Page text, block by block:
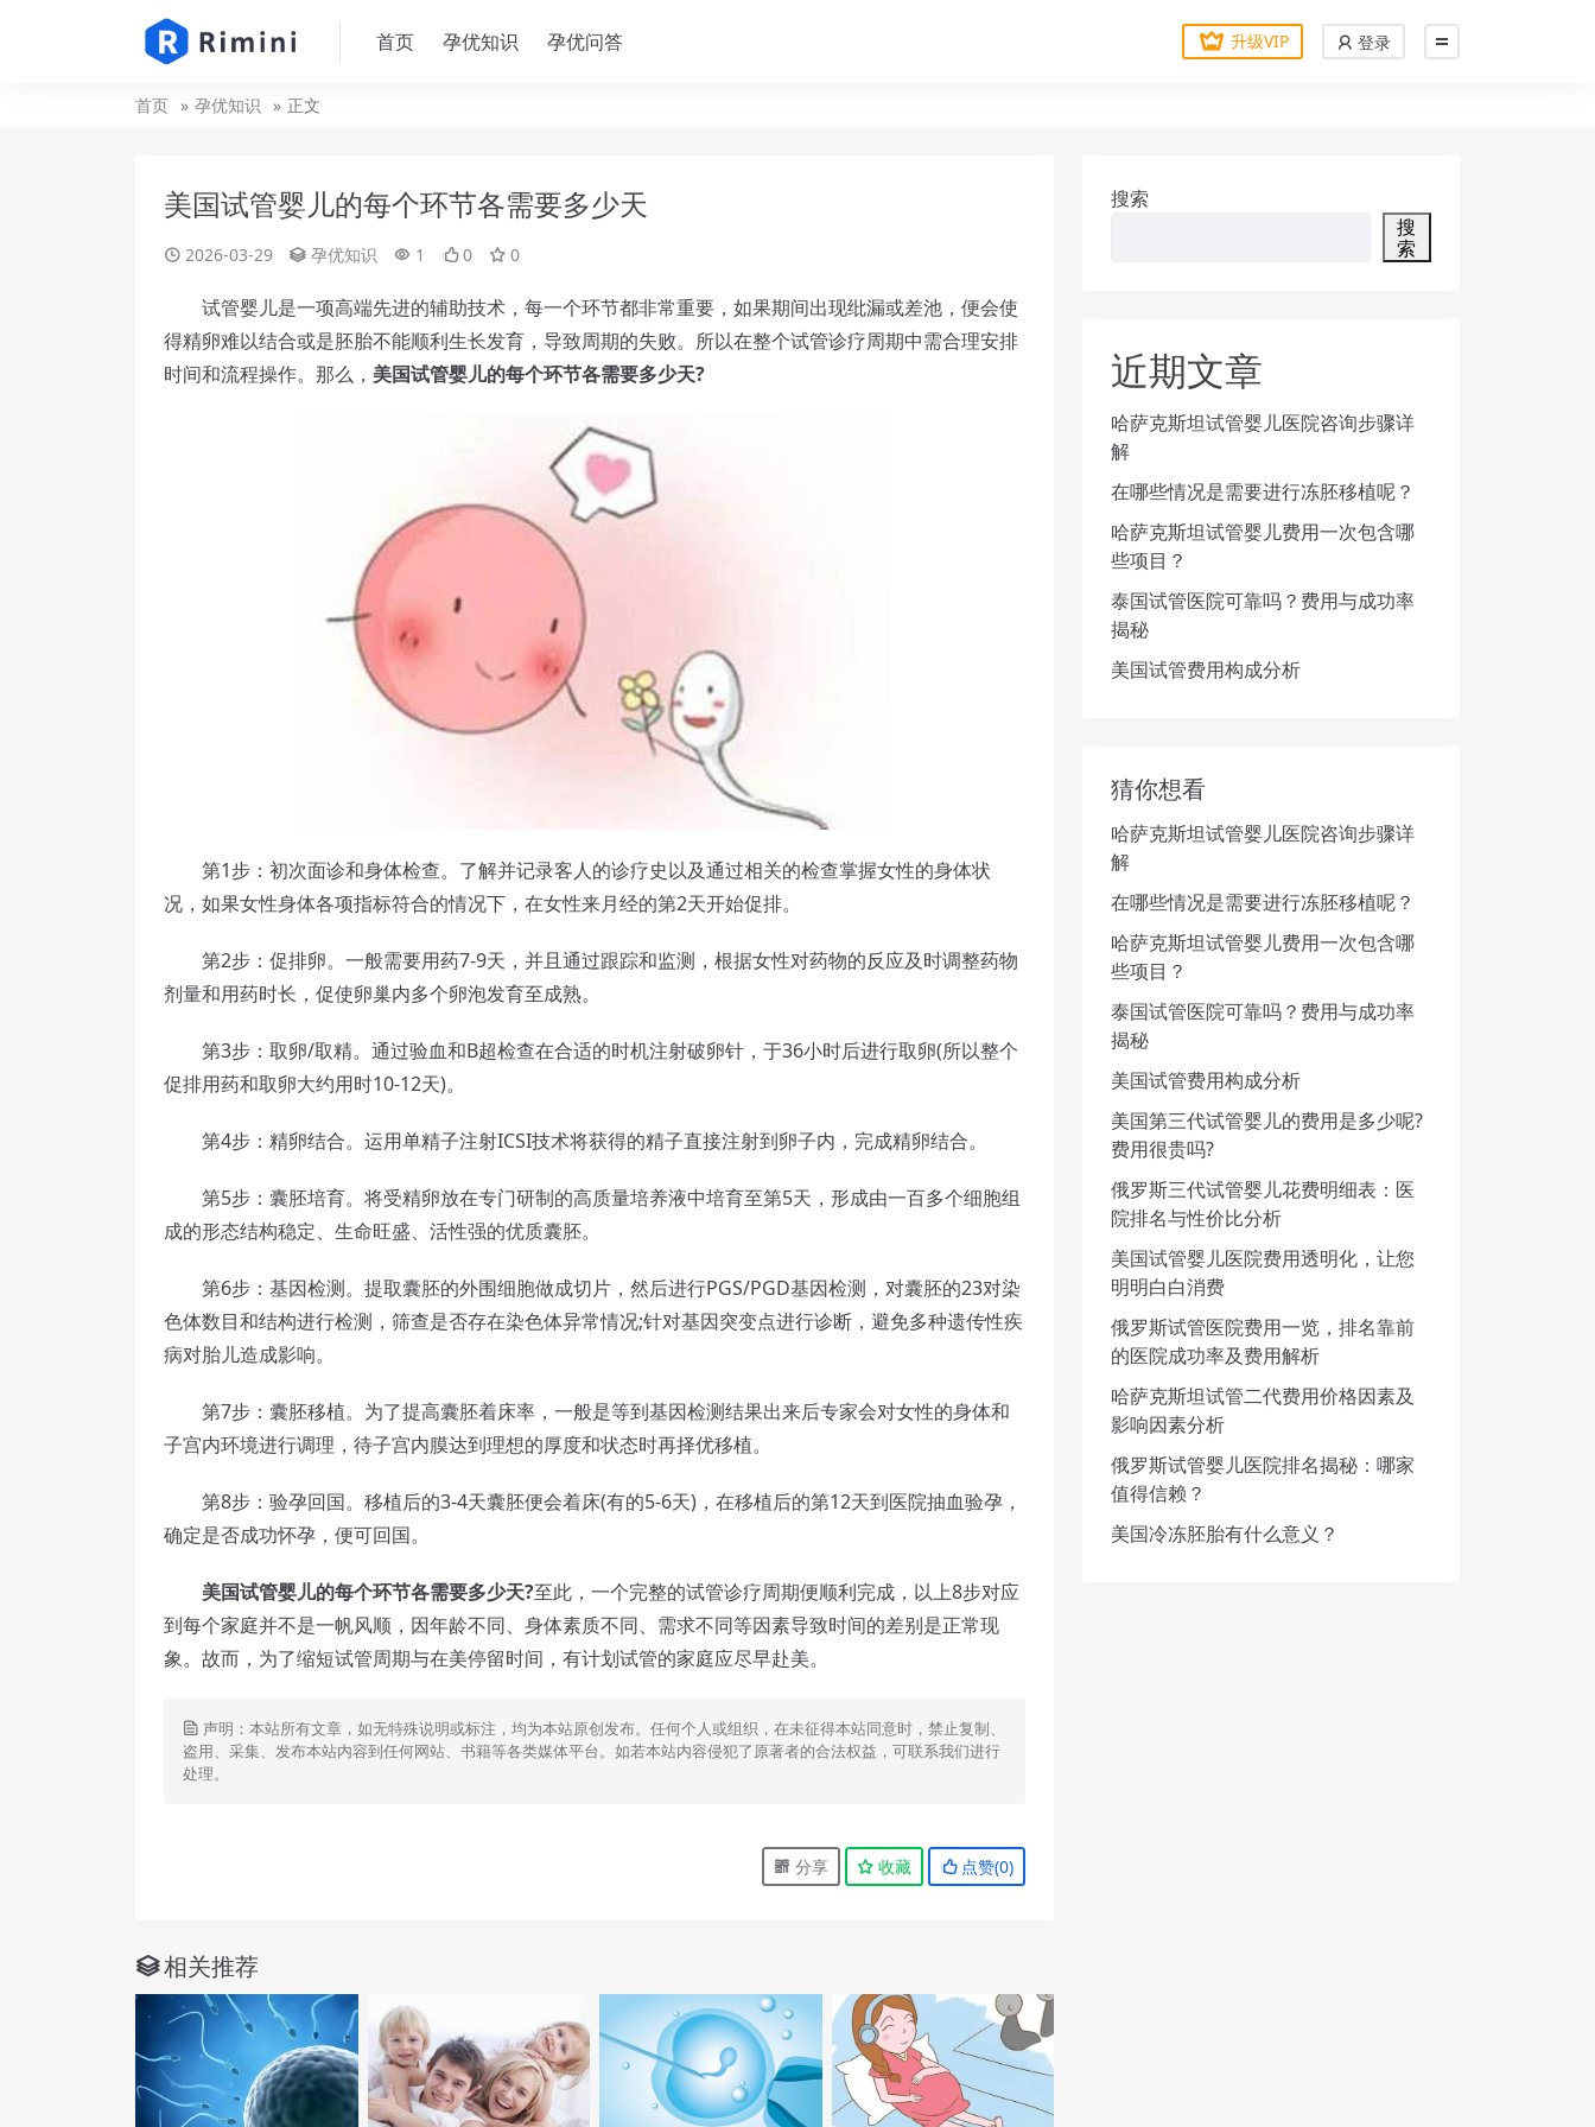
首页 孕优知识 孕优问答 升级VIP 登录
首页 孕优知识 正文
美国试管婴儿的每个环节各需要多少天
2026-03-29 孕优知识 1 0 0
试管婴儿是一项高端先进的辅助技术，每一个环节都非常重要，如果期间出现纰漏或差池，便会使
得精卵难以结合或是胚胎不能顺利生长发育，导致周期的失败。所以在整个试管诊疗周期中需合理安排
时间和流程操作。那么， 美国试管婴儿的每个环节各需要多少天?
第1步：初次面诊和身体检查。了解并记录客人的诊疗史以及通过相关的检查掌握女性的身体状
况，如果女性身体各项指标符合的情况下，在女性来月经的第2天开始促排。
第2步：促排卵。一般需要用药7-9天，并且通过跟踪和监测，根据女性对药物的反应及时调整药物
剂量和用药时长，促使卵巢内多个卵泡发育至成熟。
第3步：取卵/取精。通过验血和B超检查在合适的时机注射破卵针，于36小时后进行取卵(所以整个
促排用药和取卵大约用时10-12天)。
第4步：精卵结合。运用单精子注射ICSI技术将获得的精子直接注射到卵子内，完成精卵结合。
第5步：囊胚培育。将受精卵放在专门研制的高质量培养液中培育至第5天，形成由一百多个细胞组
成的形态结构稳定、生命旺盛、活性强的优质囊胚。
第6步：基因检测。提取囊胚的外围细胞做成切片，然后进行PGS/PGD基因检测，对囊胚的23对染
色体数目和结构进行检测，筛查是否存在染色体异常情况;针对基因突变点进行诊断，避免多种遗传性疾
病对胎儿造成影响。
第7步：囊胚移植。为了提高囊胚着床率，一般是等到基因检测结果出来后专家会对女性的身体和
子宫内环境进行调理，待子宫内膜达到理想的厚度和状态时再择优移植。
第8步：验孕回国。移植后的3-4天囊胚便会着床(有的5-6天)，在移植后的第12天到医院抽血验孕，
确定是否成功怀孕，便可回国。
美国试管婴儿的每个环节各需要多少天?至此，一个完整的试管诊疗周期便顺利完成，以上8步对应
到每个家庭并不是一帆风顺，因年龄不同、身体素质不同、需求不同等因素导致时间的差别是正常现
象。故而，为了缩短试管周期与在美停留时间，有计划试管的家庭应尽早赴美。
声明：本站所有文章，如无特殊说明或标注，均为本站原创发布。任何个人或组织，在未征得本站同意时，禁止复制、
盗用、采集、发布本站内容到任何网站、书籍等各类媒体平台。如若本站内容侵犯了原著者的合法权益，可联系我们进行
处理。
分享 收藏 点赞(0)
相关推荐
搜索
搜
索
近期文章
哈萨克斯坦试管婴儿医院咨询步骤详
解
在哪些情况是需要进行冻胚移植呢？
哈萨克斯坦试管婴儿费用一次包含哪
些项目？
泰国试管医院可靠吗？费用与成功率
揭秘
美国试管费用构成分析
猜你想看
哈萨克斯坦试管婴儿医院咨询步骤详
解
在哪些情况是需要进行冻胚移植呢？
哈萨克斯坦试管婴儿费用一次包含哪
些项目？
泰国试管医院可靠吗？费用与成功率
揭秘
美国试管费用构成分析
美国第三代试管婴儿的费用是多少呢?
费用很贵吗?
俄罗斯三代试管婴儿花费明细表：医
院排名与性价比分析
美国试管婴儿医院费用透明化，让您
明明白白消费
俄罗斯试管医院费用一览，排名靠前
的医院成功率及费用解析
哈萨克斯坦试管二代费用价格因素及
影响因素分析
俄罗斯试管婴儿医院排名揭秘：哪家
值得信赖？
美国冷冻胚胎有什么意义？